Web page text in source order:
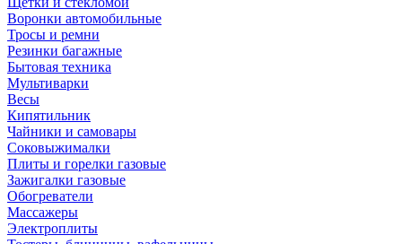
Воронки автомобильные
Тросы и ремни
Резинки багажные
Бытовая техника
Мультиварки
Весы
Кипятильник
Чайники и самовары
Соковыжималки
Плиты и горелки газовые
Зажигалки газовые
Обогреватели
Массажеры
Электроплиты